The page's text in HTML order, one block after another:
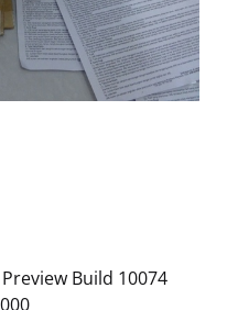
Build 10074